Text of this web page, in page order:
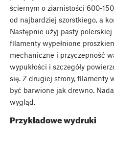
ściernym o ziarnistości 600-
od najbardziej szorstkiego, a
Następnie użyj pasty
filamenty wypełnione
mechaniczne i przyczepność
wypukłości i szczegóły
się. Z drugiej strony, filamenty
być barwione jak drewno.
wygląd.
Przykładowe wydruki